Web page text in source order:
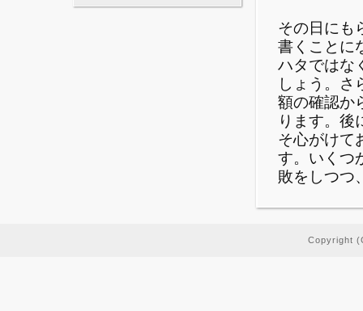
その日にも
書くことに
ハタではな
しょう。さ
額の確認か
ります。後
そ心がけて
す。いくつ
敗をしつつ
Copyright